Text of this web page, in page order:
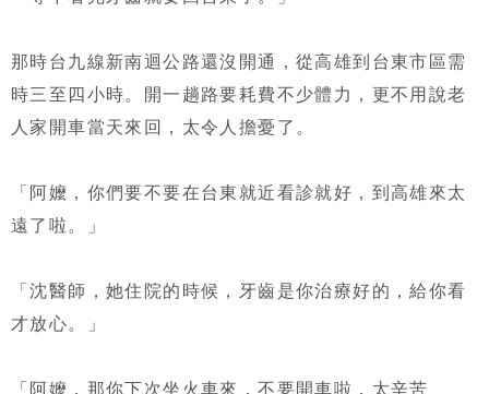
那時台九線新南迴公路還沒開通，從高雄到台東市區需
時三至四小時。開一趟路要耗費不少體力，更不用說老
人家開車當天來回，太令人擔憂了。
「阿嬤，你們要不要在台東就近看診就好，到高雄來太
遠了啦。」
「沈醫師，她住院的時候，牙齒是你治療好的，給你看
才放心。」
「阿嬤，那你下次坐火車來，不要開車啦，太辛苦